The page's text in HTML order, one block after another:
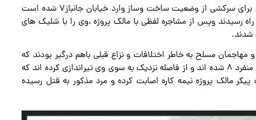
بررسی های تخصصی نشان داد مالک یک پرژوه ساختمانی برای سرکشی از وضعیت ساخت وساز وارد خیابان جانباز۷ شده است
رسیدند وپس از مشاجره لفظی با مالک پروژه ،وی را با شلیک های
شدند.
مهاجمان مسلح به خاطر اختلافات و نزاع قبلی باهم درگیر بودند که
مزدا سواران شاسی بلند با تعقیب مالک پروژه وارد خیابان منفرد ۸ شده اند و از فاصله نزدیک به سوی وی تیراندازی کرده اند که
مالک پروژه نیمه کاره اصابت کرده و مرد مذکور به قتل رسیده